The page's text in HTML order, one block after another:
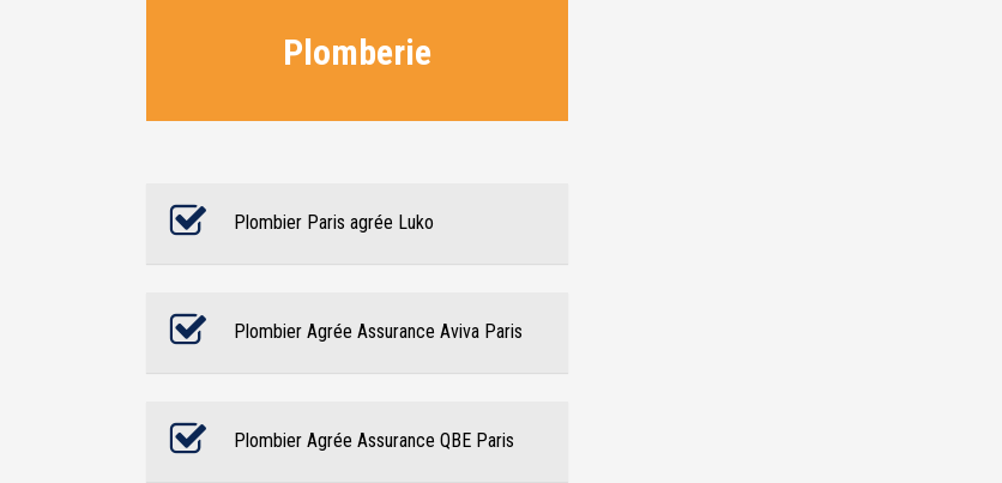
Plomberie
Plombier Paris agrée Luko
Plombier Agrée Assurance Aviva Paris
Plombier Agrée Assurance QBE Paris